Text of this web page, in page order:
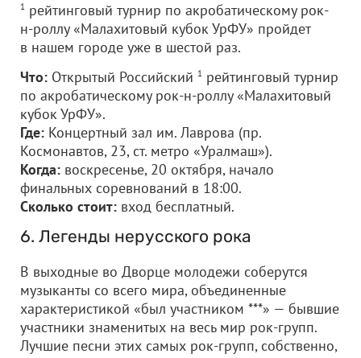
1 рейтинговый турнир по акробатическому рок-
н-роллу «Малахитовый кубок УрФУ» пройдет
в нашем городе уже в шестой раз.
Что: Открытый Российский 1 рейтинговый турнир
по акробатическому рок-н-роллу «Малахитовый
кубок УрФУ».
Где: Концертный зал им. Лаврова (пр.
Космонавтов, 23, ст. метро «Уралмаш»).
Когда: воскресенье, 20 октября, начало
финальных соревнований в 18:00.
Сколько стоит: вход бесплатный.
6. Легенды нерусского рока
В выходные во Дворце молодежи соберутся
музыканты со всего мира, объединенные
характеристикой «был участником ***» — бывшие
участники знаменитых на весь мир рок-групп.
Лучшие песни этих самых рок-групп, собственно,